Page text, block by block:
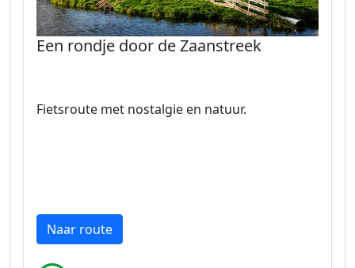
Een rondje door de Zaanstreek
Fietsroute met nostalgie en natuur.
Naar route